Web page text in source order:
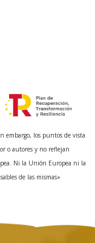
embargo, los puntos de vista
o autores y no reflejan
Ni la Unión Europea ni la
de las mismas»